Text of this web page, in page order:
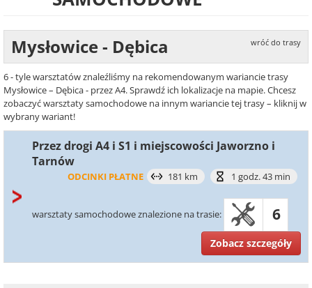
Mysłowice - Dębica wróć do trasy
6 - tyle warsztatów znaleźliśmy na rekomendowanym wariancie trasy
Mysłowice – Dębica - przez A4. Sprawdź ich lokalizacje na mapie. Chcesz
zobaczyć warsztaty samochodowe na innym wariancie tej trasy – kliknij w
wybrany wariant!
Przez drogi A4 i S1 i miejscowości Jaworzno i
Tarnów
ODCINKI PŁATNE 181 km 1 godz. 43 min
warsztaty samochodowe znalezione na trasie: 6
Zobacz szczegóły